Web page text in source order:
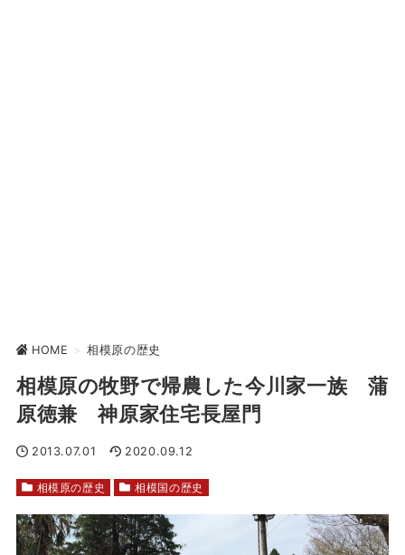
HOME > 相模原の歴史
相模原の牧野で帰農した今川家一族 蒲
原徳兼 神原家住宅長屋門
2013.07.01 2020.09.12
相模原の歴史 相模国の歴史